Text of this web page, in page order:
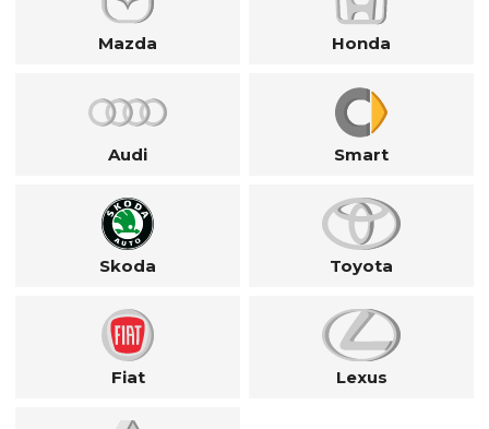
Mazda Honda
Audi Smart
Skoda Toyota
Fiat Lexus